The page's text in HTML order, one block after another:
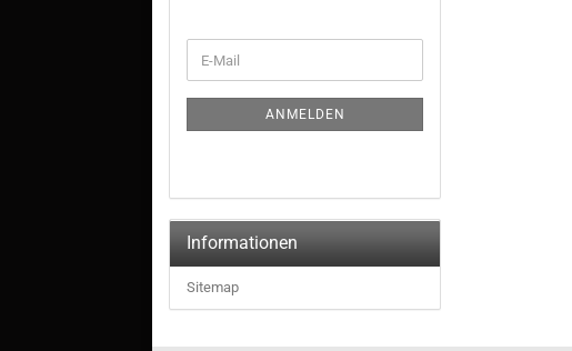
ANMELDEN
Informationen
Sitemap